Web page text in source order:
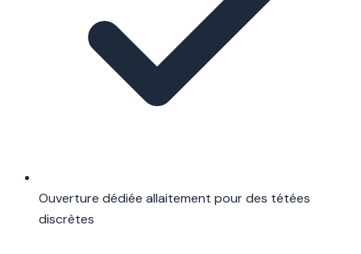
Ouverture dédiée allaitement pour des tétées
discrètes